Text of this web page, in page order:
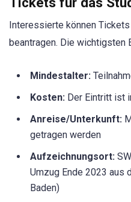
Interessierte können
beantragen. Die wichtigsten
Mindestalter:
Kosten: Der Eintritt ist
Anreise/Unterkunft:
getragen werden
Aufzeichnungsort:
Umzug Ende 2023 aus
Baden)